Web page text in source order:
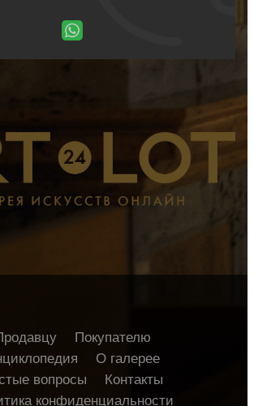
Покупателю
О галерее
вопросы
Контакты
конфиденциальности